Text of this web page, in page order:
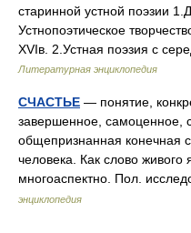
старинной устной поэзии
Устнопоэтическое
XVIв. 2.Устная поэзия с
Литературная энциклопедия
СЧАСТЬЕ — понятие,
завершенное, самоценное,
общепризнанная конечная
человека. Как слово
многоаспектно. Пол.
энциклопедия